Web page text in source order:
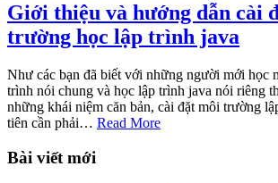
Giới thiệu và hướng dẫn cài
trường học lập trình java
Như các bạn đã biết với những người mới học
trình nói chung và học lập trình java nói riêng
những khái niệm căn bản, cài đặt môi trường
tiên cần phải… Read More
Bài viết mới